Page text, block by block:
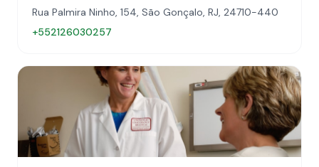
Rua Palmira Ninho, 154, São Gonçalo, RJ, 24710-440
+552126030257